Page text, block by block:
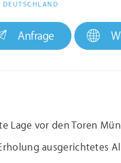
DEUTSCHLAND
Anfrage
Lage vor den Toren
ausgerichtetes